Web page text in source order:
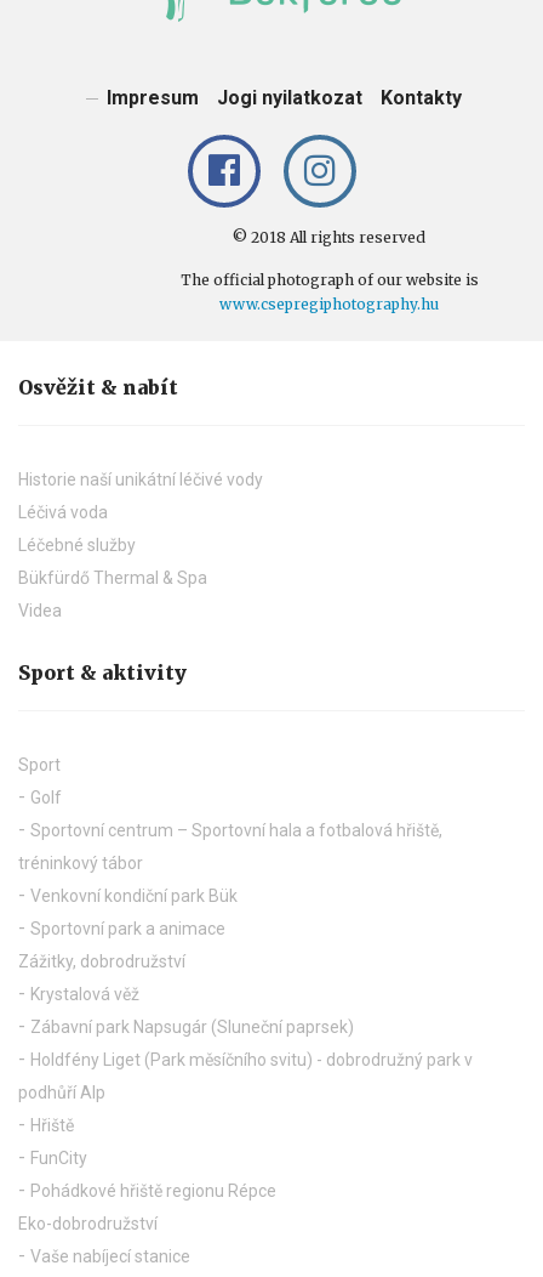
Impresum Jogi nyilatkozat Kontakty
© 2018 All rights reserved
The official photograph of our website is
www.csepregiphotography.hu
Osvěžit & nabít
Historie naší unikátní léčivé vody
Léčivá voda
Léčebné služby
Bükfürdő Thermal & Spa
Videa
Sport & aktivity
Sport
Golf
Sportovní centrum – Sportovní hala a fotbalová hřiště,
tréninkový tábor
Venkovní kondiční park Bük
Sportovní park a animace
Zážitky, dobrodružství
Krystalová věž
Zábavní park Napsugár (Sluneční paprsek)
Holdfény Liget (Park měsíčního svitu) - dobrodružný park v
podhůří Alp
Hřiště
FunCity
Pohádkové hřiště regionu Répce
Eko-dobrodružství
Vaše nabíjecí stanice